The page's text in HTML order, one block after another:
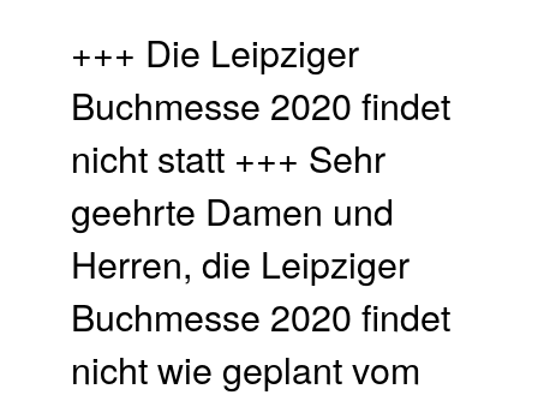
+++ Die Leipziger
Buchmesse 2020 findet
nicht statt +++ Sehr
geehrte Damen und
Herren, die Leipziger
Buchmesse 2020 findet
nicht wie geplant vom